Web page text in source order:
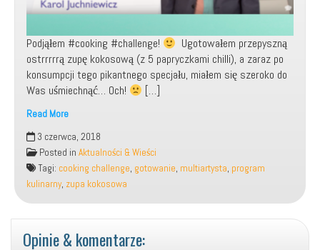
Podjąłem #cooking #challenge!
Ugotowałem przepyszną
ostrrrrrą zupę kokosową (z 5 papryczkami chilli), a zaraz po
konsumpcji tego pikantnego specjału, miałem się szeroko do
Was uśmiechnąć… Och!
[…]
Read More
Udział
w
programie:
„Cooking
Challenge”!
3 czerwca, 2018
Posted in Aktualności & Wieści
Tagi: cooking challenge, gotowanie, multiartysta, program
kulinarny, zupa kokosowa
Opinie & komentarze: